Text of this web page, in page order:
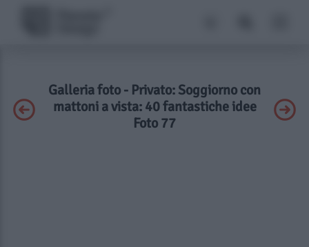
Galleria foto - Privato: Soggiorno con
mattoni a vista: 40 fantastiche idee
Foto 77